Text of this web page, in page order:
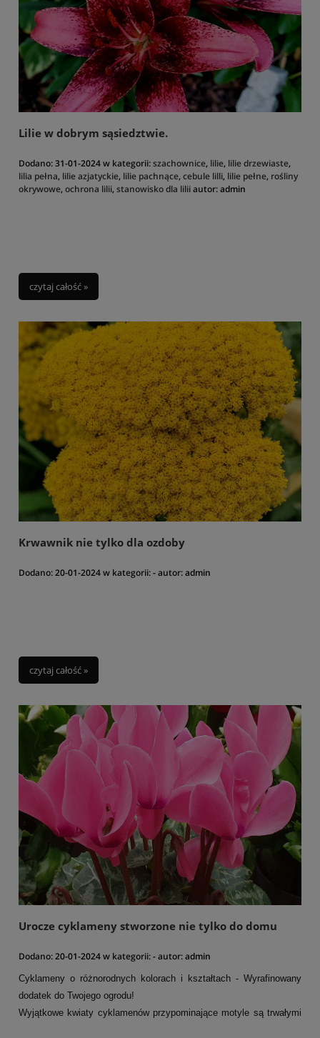
położony na wzgórzu w centrum ogrodu co pozwala dostrzec wody
Morza Kaspijskiego.
Zapraszamy wszystkich miłośników botaniki, entuzjastów natury oraz
tych, którzy szukają unikalnego doświadczenia. Przeżyjcie
niezapomniane chwile w Ogrodach Botanicznych. Arboretum w
Merkadan to jedno z tych miejsc, które przeniesie Was w świat piękna
natury i pozwoli oderwać się od codzienności.
Lilie w dobrym sąsiedztwie.
Dodano:31-01-2024w kategorii:szachownice, lilie, lilie drzewiaste,
lilia pełna, lilie azjatyckie, lilie pachnące, cebule lilli, lilie pełne, rośliny
okrywowe, ochrona lilii, stanowisko dla liliiautor:admin
czytaj całość »
Krwawnik nie tylko dla ozdoby
Dodano:20-01-2024w kategorii:-autor:admin
czytaj całość »
Urocze cyklameny stworzone nie tylko do domu
Dodano:20-01-2024w kategorii:-autor:admin
Cyklameny o różnorodnych kolorach i kształtach - Wyrafinowany
dodatek do Twojego ogrodu!
Wyjątkowe kwiaty cyklamenów przypominające motyle są trwałymi